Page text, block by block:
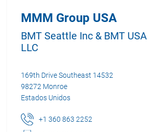
MMM Group USA
BMT Seattle Inc & BMT USA
LLC
169th Drive Southeast 14532
98272 Monroe
Estados Unidos
+1 360 863 2252